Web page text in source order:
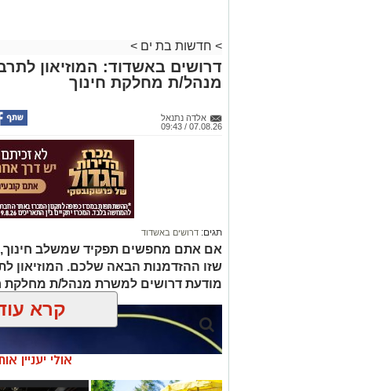
> חדשות בת ים >
דרושים באשדוד: המוזיאון
מנהל/ת מחלקת חינוך
אלדה נתנאל
07.08.26 / 09:43
תגים: דרושים באשדוד
אם אתם מחפשים תפקיד שמשלב חינוך,
שזו ההזדמנות הבאה שלכם. המוזיאון
מודעת דרושים למשרת מנהל/ת מחלקת
קרא
אולי יעניין